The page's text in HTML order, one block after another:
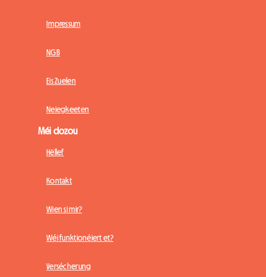
Impressum
NGB
Eis Zuelen
Neiegkeeten
Méi dozou
Hëllef
Kontakt
Wien si mir?
Wéi funktionéiert et?
Versécherung